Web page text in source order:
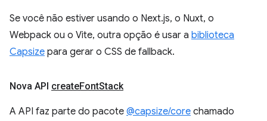
Se você não estiver usando o Next.js, o Nuxt, o
Webpack ou o Vite, outra opção é usar a biblioteca
Capsize para gerar o CSS de fallback.
Nova API createFontStack
A API faz parte do pacote @capsize/core chamado